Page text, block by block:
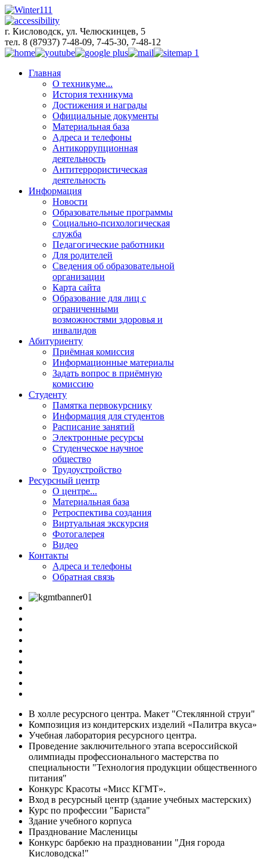
г. Кисловодск, ул. Челюскинцев, 5
тел. 8 (87937) 7-48-09, 7-45-30, 7-48-12
Главная
О техникуме...
История техникума
Достижения и награды
Официальные документы
Материальная база
Адреса и телефоны
Антикоррупционная
деятельность
Антитеррористическая
деятельность
Информация
Новости
Образовательные программы
Социально-психологическая
служба
Педагогические работники
Для родителей
Сведения об образовательной
организации
Карта сайта
Образование для лиц с
ограниченными
возможностями здоровья и
инвалидов
Абитуриенту
Приёмная комиссия
Информационные материалы
Задать вопрос в приёмную
комиссию
Студенту
Памятка первокурснику
Информация для студентов
Расписание занятий
Электронные ресурсы
Студенческое научное
общество
Трудоустройство
Ресурсный центр
О центре...
Материальная база
Ретроспектива создания
Виртуальная экскурсия
Фотогалерея
Видео
Контакты
Адреса и телефоны
Обратная связь
В холле ресурсного центра. Макет "Стеклянной струи"
Композиция из кондитерских изделий «Палитра вкуса»
Учебная лаборатория ресурсного центра.
Проведение заключительного этапа всероссийской
олимпиады профессионального мастерства по
специальности "Технология продукции общественного
питания"
Конкурс Красоты «Мисс КГМТ».
Вход в ресурсный центр (здание учебных мастерских)
Курс по профессии "Бариста"
Здание учебного корпуса
Празднование Масленицы
Конкурс барбекю на праздновании "Дня города
Кисловодска!"